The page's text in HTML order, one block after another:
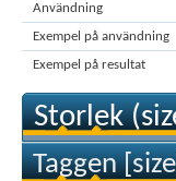
Användning
Exempel på användning
Exempel på resultat
Storlek
Taggen